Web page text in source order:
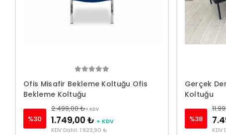
Ofis Misafir Bekleme Koltuğu Ofis
Bekleme Koltuğu
%30
2.499,00 ₺+ KDV
1.749,00 ₺ + KDV
KDV Dahil: 1.923,90 ₺
Gerçek
Koltuğu
%38
KDV